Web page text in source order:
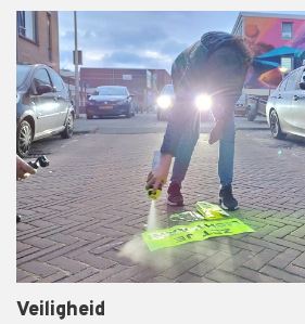
Veiligheid